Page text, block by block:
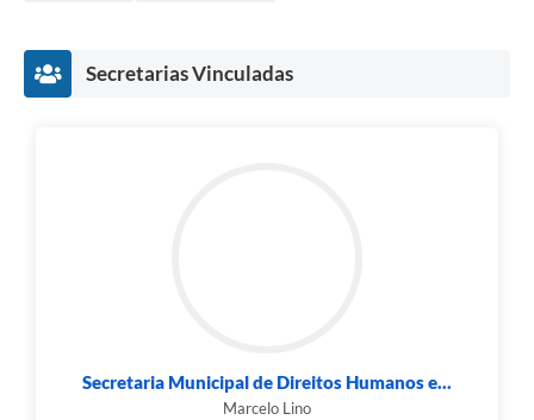
Secretarias Vinculadas
Secretaria Municipal de Direitos Humanos e...
Marcelo Lino